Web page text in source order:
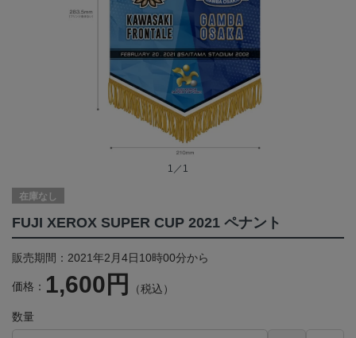
1／1
在庫なし
FUJI XEROX SUPER CUP 2021 ペナント
販売期間：2021年2月4日10時00分から
価格： 1,600円 （税込）
数量